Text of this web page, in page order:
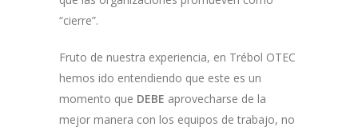
“cierre”.
Fruto de nuestra experiencia, en Trébol OTEC
hemos ido entendiendo que este es un
momento que DEBE aprovecharse de la
mejor manera con los equipos de trabajo, no